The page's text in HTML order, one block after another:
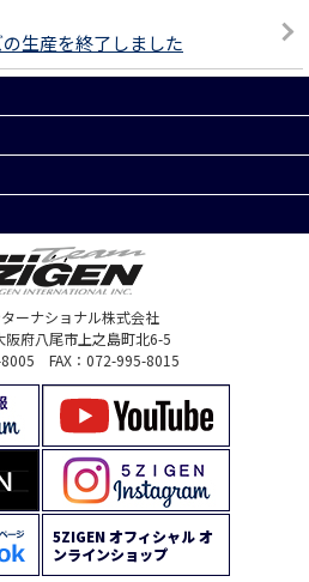
生産を終了しました
ーナショナル株式会社
阪府八尾市上之島町北6-5
FAX：072-995-8015
5ZIGEN オフィシャル オ
ンラインショップ